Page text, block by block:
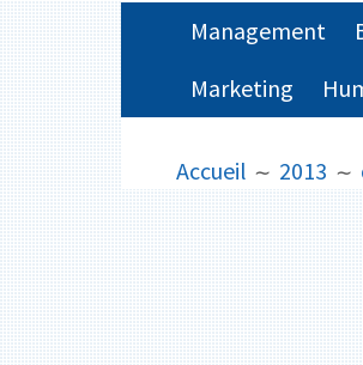
MENU
PRINCIPAL
Management
Marketing
D'ARIANE
Accueil 2013